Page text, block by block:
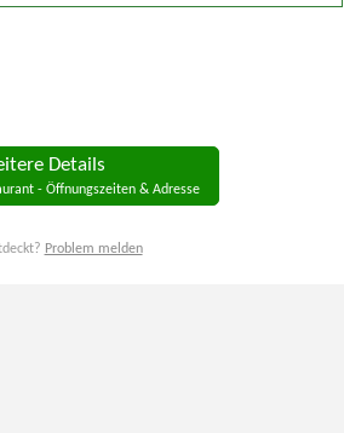
Details
- Öffnungszeiten & Adresse
Problem melden